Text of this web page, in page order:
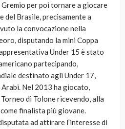
per poi tornare a giocare
Brasile, precisamente a
la convocazione nella
disputando la mini Coppa
Under 15 è stato
partecipando,
destinato agli Under 17,
Nel 2013 ha giocato,
di Tolone ricevendo, alla
finalista più giovane.
ad attirare l’interesse di